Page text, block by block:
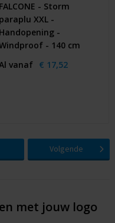
FALCONE - Storm
paraplu XXL -
Handopening -
- 140 cm
vanaf € 17,52
Volgende
met jouw logo